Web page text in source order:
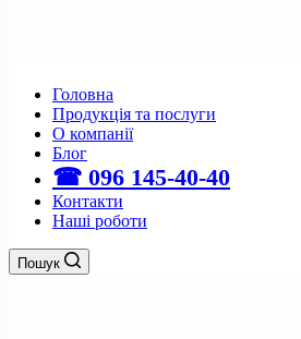
Головна
Продукція та послуги
О компанії
Блог
☎ 096 145-40-40
Контакти
Наші роботи
Пошук